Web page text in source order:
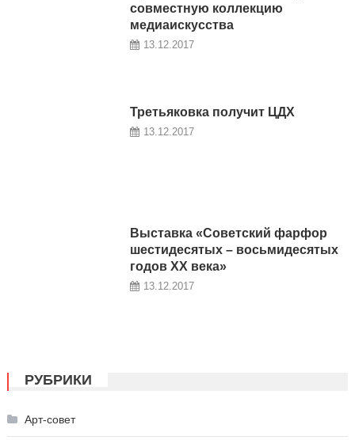
совместную коллекцию
медиаискусства
13.12.2017
Третьяковка получит ЦДХ
13.12.2017
Выставка «Советский фарфор
шестидесятых – восьмидесятых
годов XX века»
13.12.2017
РУБРИКИ
Арт-совет